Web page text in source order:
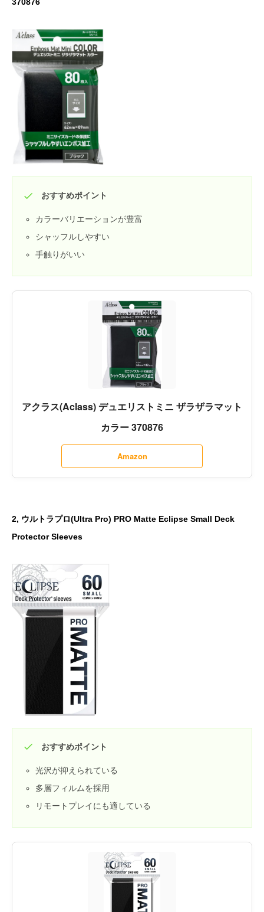
おすすめポイント
カラーバリエーションが豊富
シャッフルしやすい
手触りがいい
アクラス(Aclass) デュエリストミニ ザラザラマット
カラー 370876
Amazon
2, ウルトラプロ(Ultra Pro) PRO Matte Eclipse Small Deck
Protector Sleeves
おすすめポイント
光沢が抑えられている
多層フィルムを採用
リモートプレイにも適している